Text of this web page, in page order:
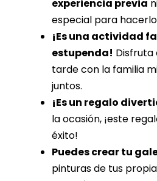
experiencia previa
especial para
¡Es una actividad
estupenda! Disfruta
tarde con la familia
juntos.
¡Es un regalo
la ocasión, ¡este
éxito!
Puedes crear tu
pinturas de tus